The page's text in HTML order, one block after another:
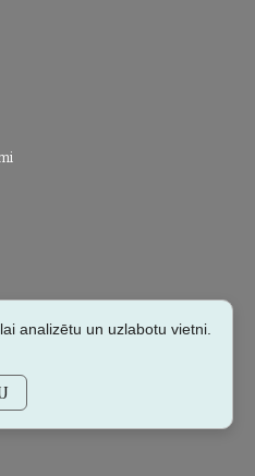
analizētu un uzlabotu vietni.